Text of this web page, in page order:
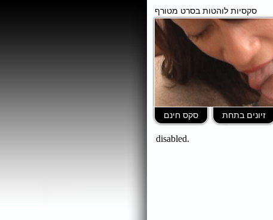
סקסיות לוהטות בסרט מטורף
סקס חינם זיונים בתחת